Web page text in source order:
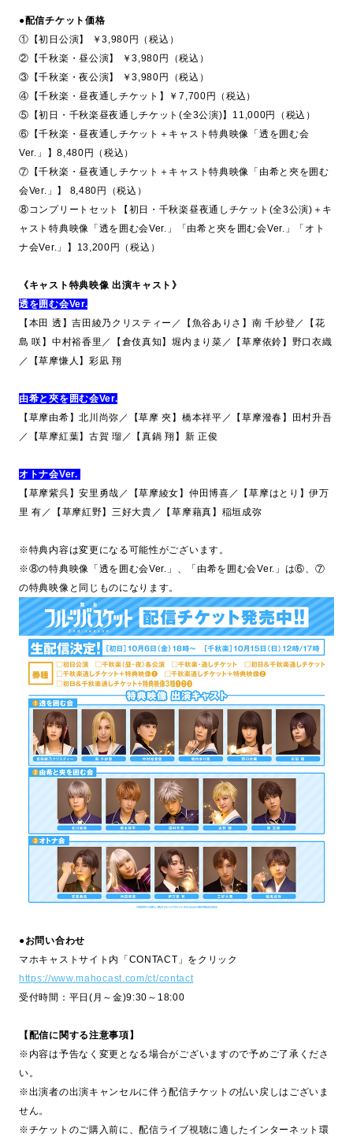
●配信チケット価格
①【初日公演】 ￥3,980円（税込）
②【千秋楽・昼公演】 ￥3,980円（税込）
③【千秋楽・夜公演】 ￥3,980円（税込）
④【千秋楽・昼夜通しチケット】￥7,700円（税込）
⑤【初日・千秋楽昼夜通しチケット(全3公演)】11,000円（税込）
⑥【千秋楽・昼夜通しチケット＋キャスト特典映像「透を囲む会
Ver.」】8,480円（税込）
⑦【千秋楽・昼夜通しチケット＋キャスト特典映像「由希と夾を囲む
会Ver.」】 8,480円（税込）
⑧コンプリートセット【初日・千秋楽昼夜通しチケット(全3公演)＋キ
ャスト特典映像「透を囲む会Ver.」「由希と夾を囲む会Ver.」「オト
ナ会Ver.」】13,200円（税込）
《キャスト特典映像 出演キャスト》
透を囲む会Ver.
【本田 透】吉田綾乃クリスティー／【魚谷ありさ】南 千紗登／【花
島 咲】中村裕香里／【倉伎真知】堀内まり菜／【草摩依鈴】野口衣織
／【草摩慊人】彩凪 翔
由希と夾を囲む会Ver.
【草摩由希】北川尚弥／【草摩 夾】橋本祥平／【草摩潑春】田村升吾
／【草摩紅葉】古賀 瑠／【真鍋 翔】新 正俊
オトナ会Ver.
【草摩紫呉】安里勇哉／【草摩綾女】仲田博喜／【草摩はとり】伊万
里 有／【草摩紅野】三好大貴／【草摩藉真】稲垣成弥
※特典内容は変更になる可能性がございます。
※⑧の特典映像「透を囲む会Ver.」、「由希を囲む会Ver.」は⑥、⑦
の特典映像と同じものになります。
●お問い合わせ
マホキャストサイト内「CONTACT」をクリック
https://www.mahocast.com/ct/contact
受付時間：平日(月～金)9:30～18:00
【配信に関する注意事項】
※内容は予告なく変更となる場合がございますので予めご了承くださ
い。
※出演者の出演キャンセルに伴う配信チケットの払い戻しはございま
せん。
※チケットのご購入前に、配信ライブ視聴に適したインターネット環